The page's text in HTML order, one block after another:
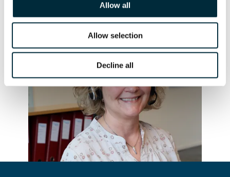
Allow all
Allow selection
Decline all